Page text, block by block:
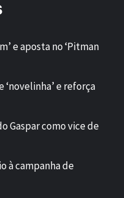
e aposta no ‘Pitman
‘novelinha’ e reforça
Gaspar como vice de
à campanha de